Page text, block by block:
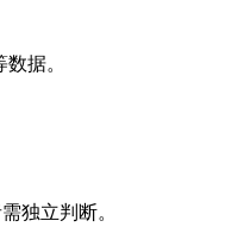
据。
独立判断。